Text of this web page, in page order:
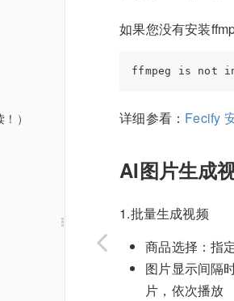
）
如果您没有安装
详细参看： Fecify
AI图片生成
1.批量生成视频
商品选择：指
图片显示间隔
片，依次播放